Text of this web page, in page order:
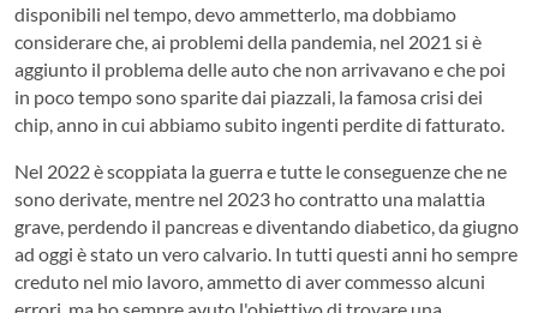
disponibili nel tempo, devo ammetterlo, ma dobbiamo
considerare che, ai problemi della pandemia, nel 2021 si è
aggiunto il problema delle auto che non arrivavano e che poi
in poco tempo sono sparite dai piazzali, la famosa crisi dei
chip, anno in cui abbiamo subito ingenti perdite di fatturato.
Nel 2022 è scoppiata la guerra e tutte le conseguenze che ne
sono derivate, mentre nel 2023 ho contratto una malattia
grave, perdendo il pancreas e diventando diabetico, da giugno
ad oggi è stato un vero calvario. In tutti questi anni ho sempre
creduto nel mio lavoro, ammetto di aver commesso alcuni